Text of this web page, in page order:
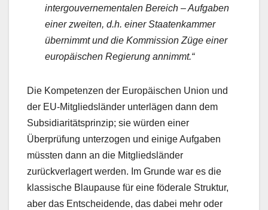
intergouvernementalen Bereich – Aufgaben
einer zweiten, d.h. einer Staatenkammer
übernimmt und die Kommission Züge einer
europäischen Regierung annimmt.“
Die Kompetenzen der Europäischen Union und
der EU-Mitgliedsländer unterlägen dann dem
Subsidiaritätsprinzip; sie würden einer
Überprüfung unterzogen und einige Aufgaben
müssten dann an die Mitgliedsländer
zurückverlagert werden. Im Grunde war es die
klassische Blaupause für eine föderale Struktur,
aber das Entscheidende, das dabei mehr oder